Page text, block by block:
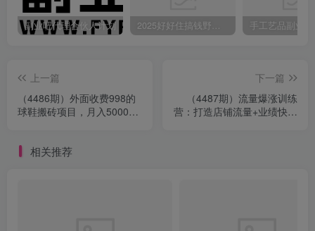
副业吧代理合伙人计划 2025好好住搞钱野路子：素人3步变家居博主，日赚500+保姆级教程
上一篇
（4486期）外面收费998的
球鞋搬砖项目，月入5000+
下一篇
（4487期）流量爆涨训练
营：打造店铺流量+业绩快速
相关推荐